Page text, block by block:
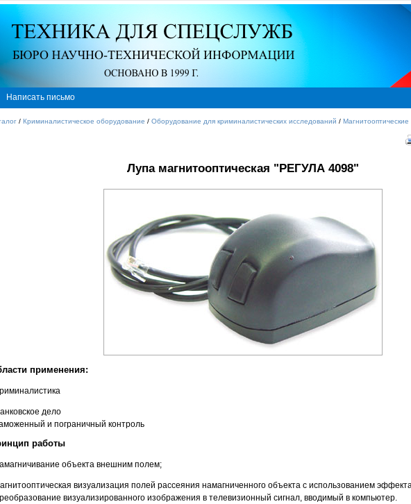
Написать письмо
/ Криминалистическое оборудование / Оборудование для криминалистических исследований /
Лупа магнитооптическая "РЕГУЛА 4098"
применения:
дело
и пограничный контроль
работы
объекта внешним полем;
визуализация полей рассеяния намагниченного объекта с использованием
визуализированного изображения в телевизионный сигнал, вводимый в компьютер.